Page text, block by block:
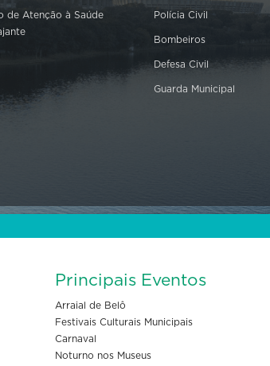
de Atenção à Saúde
Polícia Civil
Bombeiros
Defesa Civil
Guarda Municipal
Principais Eventos
Arraial de Belô
Festivais Culturais Municipais
Carnaval
Noturno nos Museus